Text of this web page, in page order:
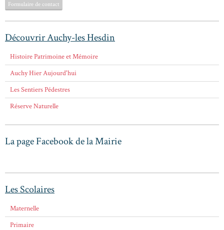
Formulaire de contact
Découvrir Auchy-les Hesdin
Histoire Patrimoine et Mémoire
Auchy Hier Aujourd'hui
Les Sentiers Pédestres
Réserve Naturelle
La page Facebook de la Mairie
Les Scolaires
Maternelle
Primaire